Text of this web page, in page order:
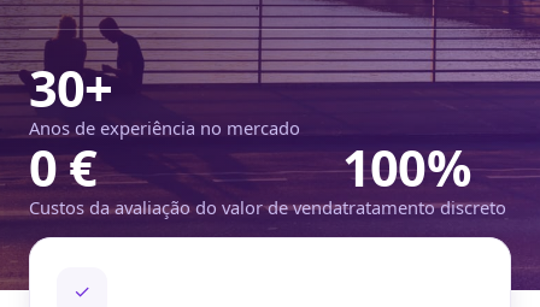
30+
Anos de experiência no mercado
0 €
Custos da avaliação do valor de venda
100%
tratamento discreto
✓